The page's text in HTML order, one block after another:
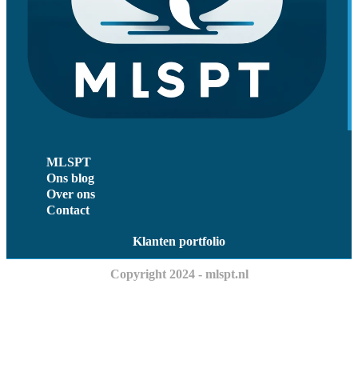
MLSPT
Ons blog
Over ons
Contact
Klanten portfolio
Copyright 2024 - mlspt.nl